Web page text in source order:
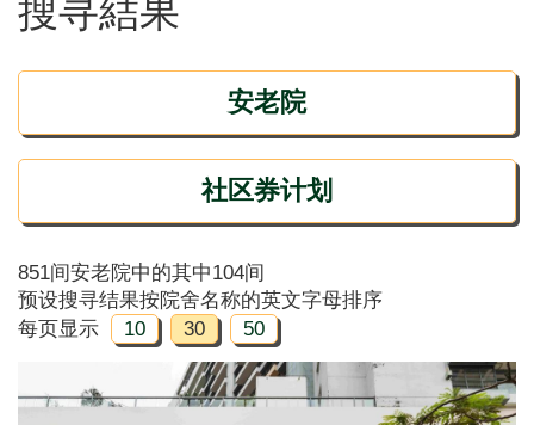
搜寻結果
安老院
社区券计划
851间安老院中的其中104间
预设搜寻结果按院舍名称的英文字母排序
每页显示
10 30 50